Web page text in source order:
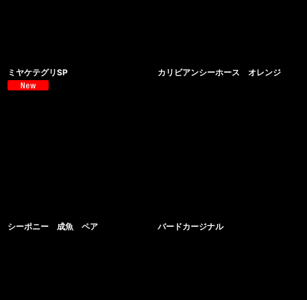
ミヤケテグリSP カリビアンシーホース オレンジ
シーポニー 成魚 ペア バードカージナル